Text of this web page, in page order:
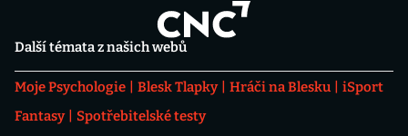
Další témata z našich webů
Moje Psychologie Blesk Tlapky Hráči na Blesku
iSport
Fantasy
Spotřebitelské testy